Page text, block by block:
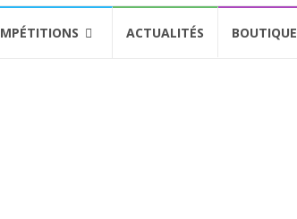
ACTUALITÉS BOUTIQUE